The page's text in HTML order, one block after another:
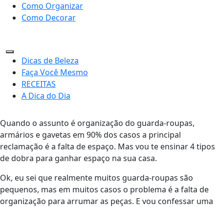
Como Organizar
Como Decorar
Dicas de Beleza
Faça Você Mesmo
RECEITAS
A Dica do Dia
Quando o assunto é organização do guarda-roupas,
armários e gavetas em 90% dos casos a principal
reclamação é a falta de espaço. Mas vou te ensinar 4 tipos
de dobra para ganhar espaço na sua casa.
Ok, eu sei que realmente muitos guarda-roupas são
pequenos, mas em muitos casos o problema é a falta de
organização para arrumar as peças. E vou confessar uma